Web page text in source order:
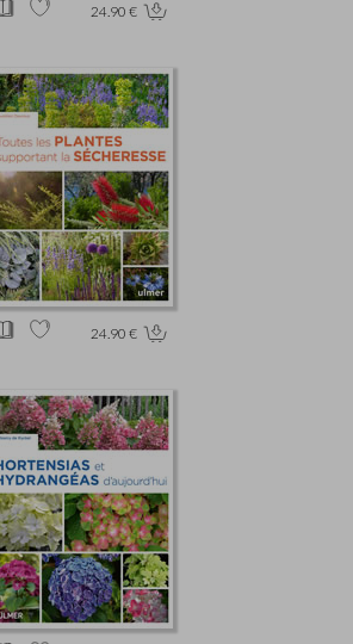
24.90 €
24.90 €